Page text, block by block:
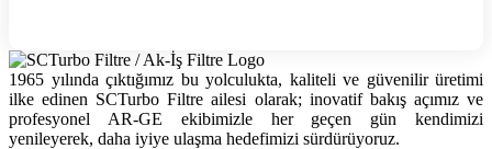
1965 yılında çıktığımız bu yolculukta, kaliteli ve güvenilir üretimi
ilke edinen SCTurbo Filtre ailesi olarak; inovatif bakış açımız ve
profesyonel AR-GE ekibimizle her geçen gün kendimizi
yenileyerek, daha iyiye ulaşma hedefimizi sürdürüyoruz.